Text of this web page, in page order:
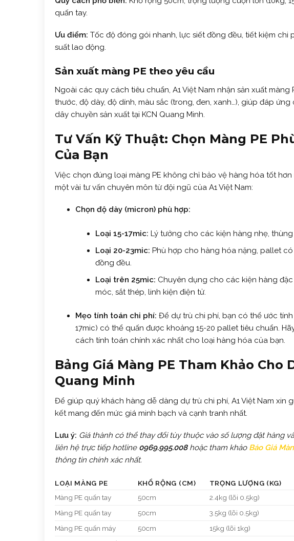
quấn tay.
Ưu điểm: Tốc độ đóng gói nhanh, lực siết đồng đều, tiết kiệm chi
suất lao động.
Sản xuất màng PE theo yêu cầu
Ngoài các quy cách tiêu chuẩn, A1 Việt Nam nhận sản xuất
thước, độ dày, độ dính, màu sắc (trong, đen, xanh…), giúp đáp
dây chuyền sản xuất tại KCN Quang Minh.
Tư Vấn Kỹ Thuật: Chọn Màng PE
Của Bạn
Việc chọn đúng loại màng PE không chỉ bảo vệ hàng hóa tốt
một vài tư vấn chuyên môn từ đội ngũ của A1 Việt Nam:
Chọn độ dày (micron) phù hợp:
Loại 15-17mic: Lý tưởng cho các kiện hàng nhẹ,
Loại 20-23mic: Phù hợp cho hàng hóa nặng, pallet
đồng đều.
Loại trên 25mic: Chuyên dụng cho các kiện hàng
móc, sắt thép, linh kiện điện tử.
Mẹo tính toán chi phí: Để dự trù chi phí, bạn có thể ước
17mic) có thể quấn được khoảng 15-20 pallet tiêu chuẩn.
cách tính toán chính xác nhất cho loại hàng hóa của bạn.
Bảng Giá Màng PE Tham Khảo Cho
Quang Minh
Để giúp quý khách hàng dễ dàng dự trù chi phí, A1 Việt Nam xin
kết mang đến mức giá minh bạch và cạnh tranh nhất.
Lưu ý: Giá thành có thể thay đổi tùy thuộc vào số lượng đặt hàng
liên hệ trực tiếp hotline 0969.995.008hoặc tham khảo Báo Giá
thông tin chính xác nhất.
LOẠI MÀNG PE KHỔ RỘNG (CM) TRỌNG LƯỢNG (KG)
Màng PE quấn tay
50cm 2.4kg (lõi 0.5kg)
Màng PE quấn tay
50cm 3.5kg (lõi 0.5kg)
Màng PE quấn máy
50cm 15kg (lõi 1kg)